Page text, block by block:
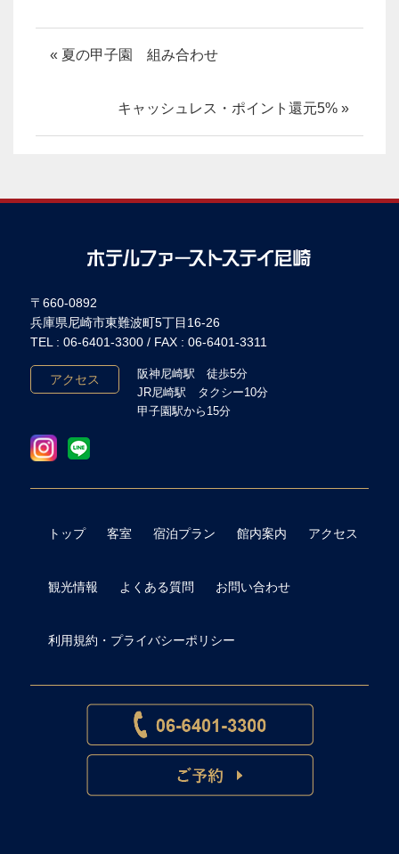
« 夏の甲子園 組み合わせ
キャッシュレス・ポイント還元5% »
〒660-0892
兵庫県尼崎市東難波町5丁目16-26
TEL : 06-6401-3300 / FAX : 06-6401-3311
アクセス
阪神尼崎駅 徒歩5分
JR尼崎駅 タクシー10分
甲子園駅から15分
トップ 客室 宿泊プラン 館内案内 アクセス
観光情報 よくある質問 お問い合わせ
利用規約・プライバシーポリシー